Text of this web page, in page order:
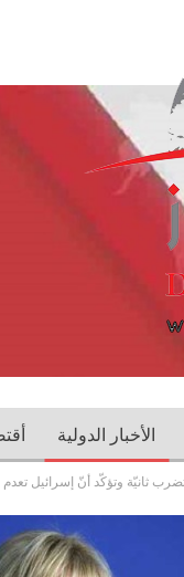
الأخبار الدولية
ثانيّة وتؤكّد أنّ إسرائيل